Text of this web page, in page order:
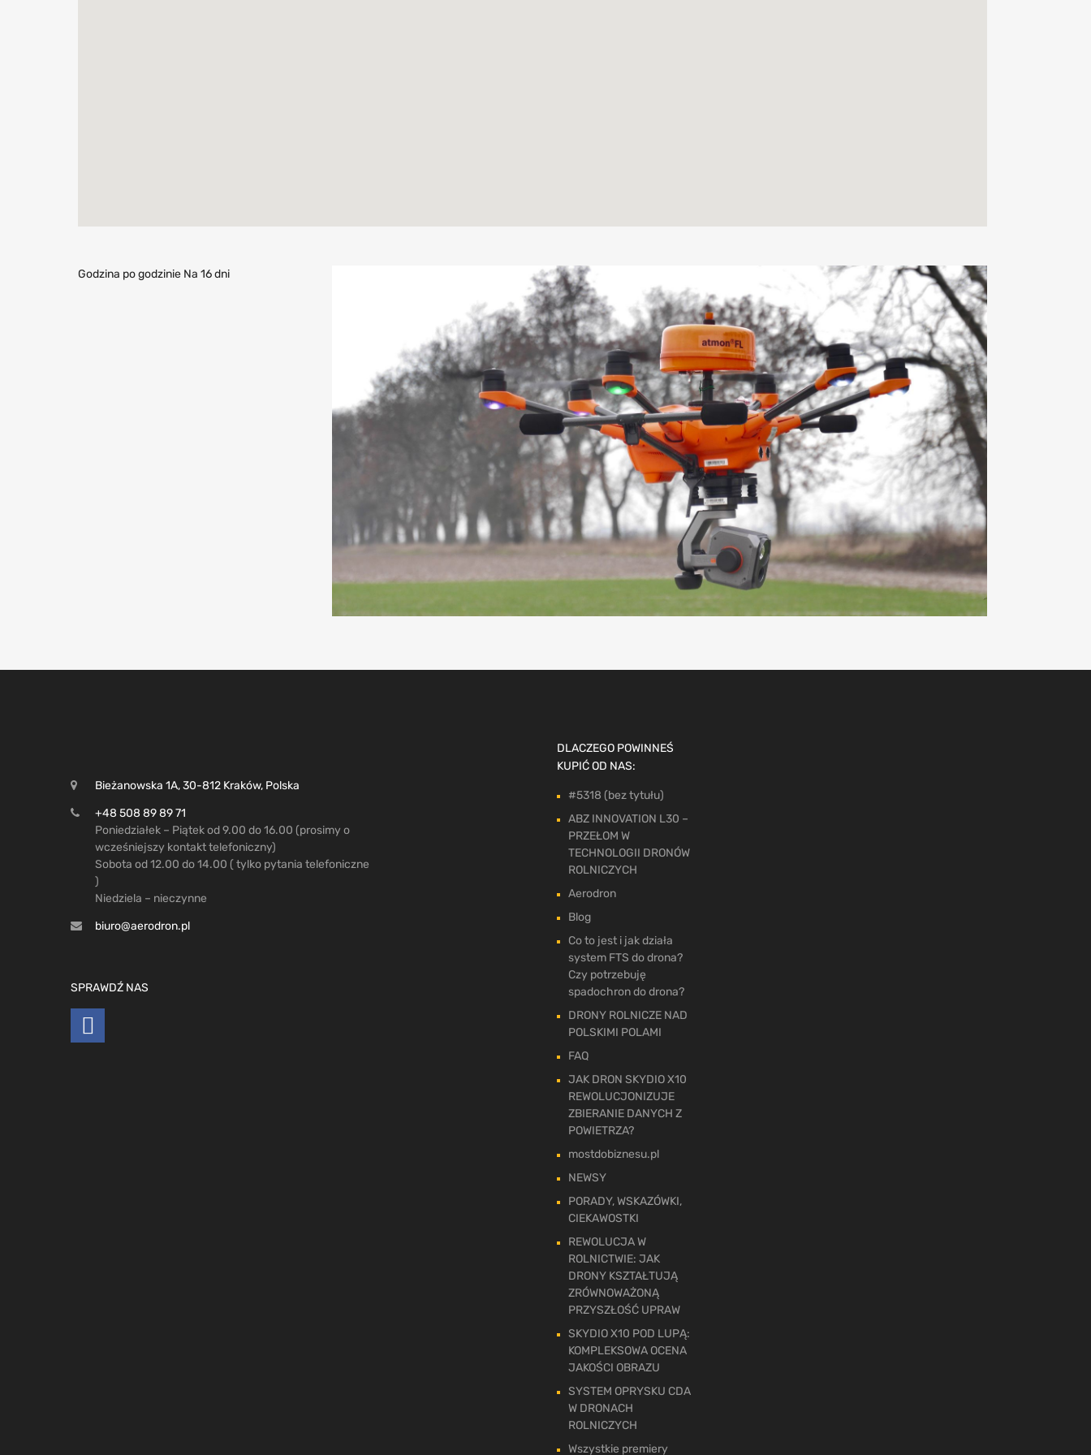
Godzina po godzinie Na 16 dni
Bieżanowska 1A, 30-812 Kraków, Polska
+48 508 89 89 71
Poniedziałek – Piątek od 9.00 do 16.00 (prosimy o
wcześniejszy kontakt telefoniczny)
Sobota od 12.00 do 14.00 ( tylko pytania telefoniczne
)
Niedziela – nieczynne
biuro@aerodron.pl
SPRAWDŹ NAS
DLACZEGO POWINNEŚ
KUPIĆ OD NAS:
#5318 (bez tytułu)
ABZ INNOVATION L30 –
PRZEŁOM W
TECHNOLOGII DRONÓW
ROLNICZYCH
Aerodron
Blog
Co to jest i jak działa
system FTS do drona?
Czy potrzebuję
spadochron do drona?
DRONY ROLNICZE NAD
POLSKIMI POLAMI
FAQ
JAK DRON SKYDIO X10
REWOLUCJONIZUJE
ZBIERANIE DANYCH Z
POWIETRZA?
mostdobiznesu.pl
NEWSY
PORADY, WSKAZÓWKI,
CIEKAWOSTKI
REWOLUCJA W
ROLNICTWIE: JAK
DRONY KSZTAŁTUJĄ
ZRÓWNOWAŻONĄ
PRZYSZŁOŚĆ UPRAW
SKYDIO X10 POD LUPĄ:
KOMPLEKSOWA OCENA
JAKOŚCI OBRAZU
SYSTEM OPRYSKU CDA
W DRONACH
ROLNICZYCH
Wszystkie premiery